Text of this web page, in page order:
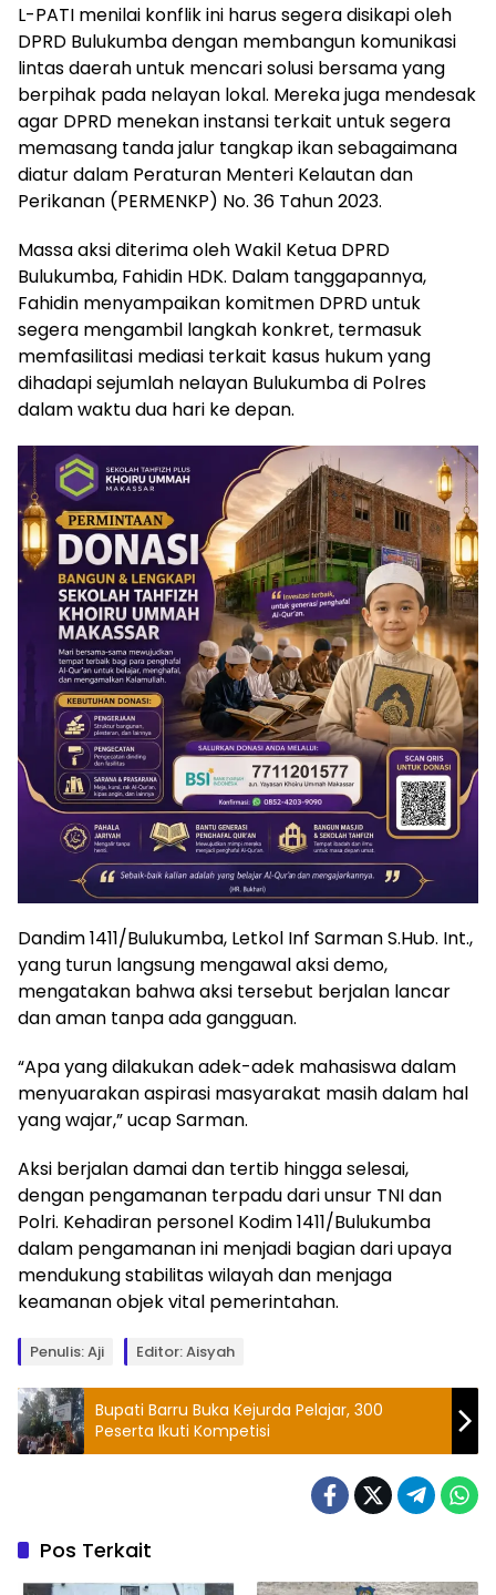
L-PATI menilai konflik ini harus segera disikapi oleh
DPRD Bulukumba dengan membangun komunikasi
lintas daerah untuk mencari solusi bersama yang
berpihak pada nelayan lokal. Mereka juga mendesak
agar DPRD menekan instansi terkait untuk segera
memasang tanda jalur tangkap ikan sebagaimana
diatur dalam Peraturan Menteri Kelautan dan
Perikanan (PERMENKP) No. 36 Tahun 2023.
Massa aksi diterima oleh Wakil Ketua DPRD
Bulukumba, Fahidin HDK. Dalam tanggapannya,
Fahidin menyampaikan komitmen DPRD untuk
segera mengambil langkah konkret, termasuk
memfasilitasi mediasi terkait kasus hukum yang
dihadapi sejumlah nelayan Bulukumba di Polres
dalam waktu dua hari ke depan.
Dandim 1411/Bulukumba, Letkol Inf Sarman S.Hub. Int.,
yang turun langsung mengawal aksi demo,
mengatakan bahwa aksi tersebut berjalan lancar
dan aman tanpa ada gangguan.
“Apa yang dilakukan adek-adek mahasiswa dalam
menyuarakan aspirasi masyarakat masih dalam hal
yang wajar,” ucap Sarman.
Aksi berjalan damai dan tertib hingga selesai,
dengan pengamanan terpadu dari unsur TNI dan
Polri. Kehadiran personel Kodim 1411/Bulukumba
dalam pengamanan ini menjadi bagian dari upaya
mendukung stabilitas wilayah dan menjaga
keamanan objek vital pemerintahan.
Penulis: Aji Editor: Aisyah
Bupati Barru Buka Kejurda Pelajar, 300
Peserta Ikuti Kompetisi
Pos Terkait